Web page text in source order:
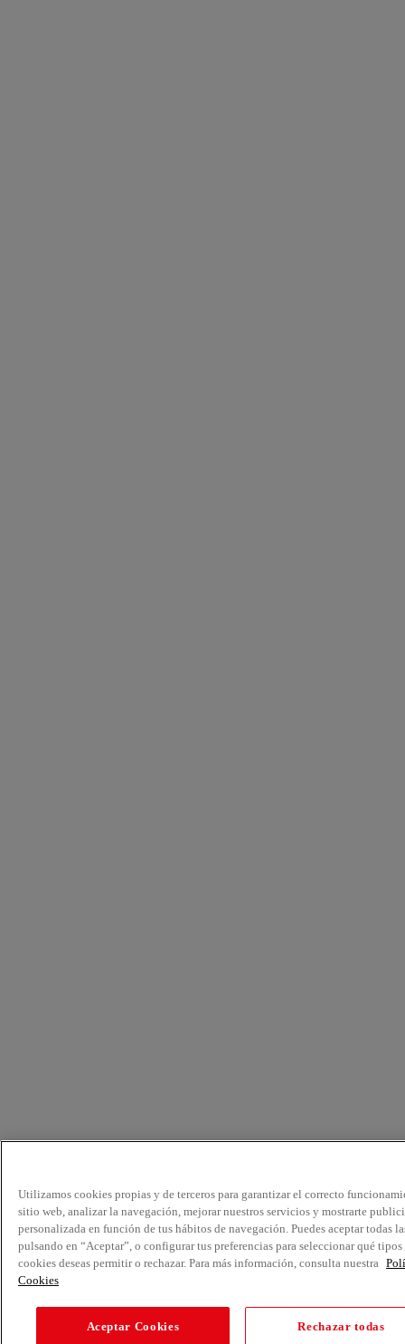
Utilizamos cookies propias y de terceros para garantizar el correcto
sitio web, analizar la navegación, mejorar nuestros servicios y mostrarte
personalizada en función de tus hábitos de navegación. Puedes aceptar todas
pulsando en “Aceptar”, o configurar tus preferencias para seleccionar qué tipos
cookies deseas permitir o rechazar. Para más información, consulta nuestra
Cookies
Aceptar Cookies Rechazar todas